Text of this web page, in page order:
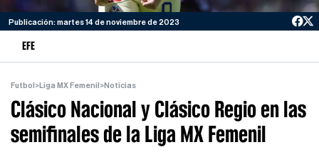
Publicación: martes 14 de noviembre de 2023
EFE
Futbol >Liga MX Femenil >Noticias
Clásico Nacional y Clásico Regio en las
semifinales de la Liga MX Femenil